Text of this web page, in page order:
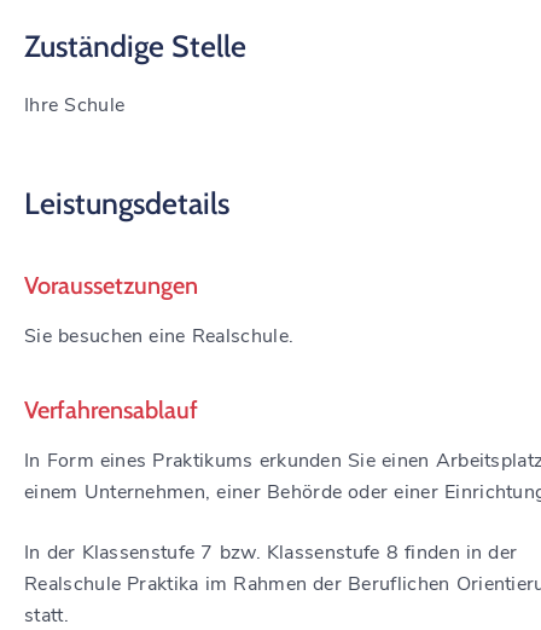
Zuständige Stelle
Ihre Schule
Leistungsdetails
Voraussetzungen
Sie besuchen eine Realschule.
Verfahrensablauf
In Form eines Praktikums erkunden Sie einen
einem Unternehmen, einer Behörde oder einer
In der Klassenstufe 7 bzw. Klassenstufe 8 finden in der
Realschule Praktika im Rahmen der Beruflichen
statt.